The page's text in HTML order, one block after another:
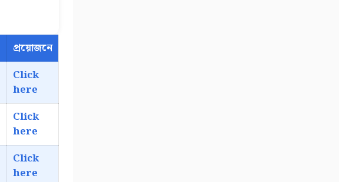
প্রয়োজনে
Click
here
Click
here
Click
here